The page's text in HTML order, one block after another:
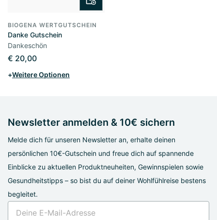
BIOGENA WERTGUTSCHEIN
Danke Gutschein
Dankeschön
€ 20,00
+Weitere Optionen
Newsletter anmelden & 10€ sichern
Melde dich für unseren Newsletter an, erhalte deinen
persönlichen 10€-Gutschein und freue dich auf spannende
Einblicke zu aktuellen Produktneuheiten, Gewinnspielen sowie
Gesundheitstipps – so bist du auf deiner Wohlfühlreise bestens
begleitet.